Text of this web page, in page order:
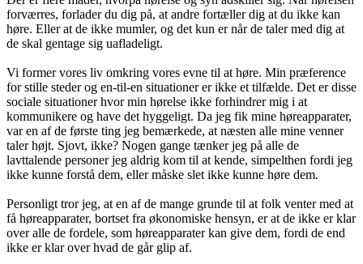
forværres, forlader du dig på, at andre fortæller dig at du ikke kan
høre. Eller at de ikke mumler, og det kun er når de taler med dig at
de skal gentage sig uafladeligt.
Vi former vores liv omkring vores evne til at høre. Min præference
for stille steder og en-til-en situationer er ikke et tilfælde. Det er disse
sociale situationer hvor min hørelse ikke forhindrer mig i at
kommunikere og have det hyggeligt. Da jeg fik mine høreapparater,
var en af de første ting jeg bemærkede, at næsten alle mine venner
taler højt. Sjovt, ikke? Nogen gange tænker jeg på alle de
lavttalende personer jeg aldrig kom til at kende, simpelthen fordi jeg
ikke kunne forstå dem, eller måske slet ikke kunne høre dem.
Personligt tror jeg, at en af de mange grunde til at folk venter med at
få høreapparater, bortset fra økonomiske hensyn, er at de ikke er klar
over alle de fordele, som høreapparater kan give dem, fordi de end
ikke er klar over hvad de går glip af.